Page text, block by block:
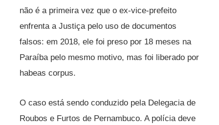
não é a primeira vez que o ex-vice-prefeito
enfrenta a Justiça pelo uso de documentos
falsos: em 2018, ele foi preso por 18 meses na
Paraíba pelo mesmo motivo, mas foi liberado por
habeas corpus.
O caso está sendo conduzido pela Delegacia de
Roubos e Furtos de Pernambuco. A polícia deve